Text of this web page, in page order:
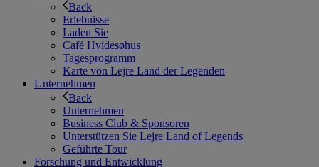
Back
Erlebnisse
Laden Sie
Café Hvidesøhus
Tagesprogramm
Karte von Lejre Land der Legenden
Unternehmen
Back
Unternehmen
Business Club & Sponsoren
Unterstützen Sie Lejre Land of Legends
Geführte Tour
Forschung und Entwicklung